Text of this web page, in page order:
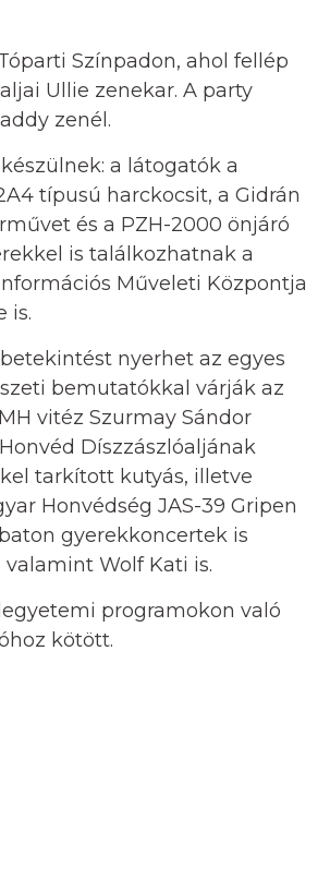
Színpadon, ahol fellép
Ullie zenekar. A party
zenél.
a látogatók a
típusú harckocsit, a Gidrán
és a PZH-2000 önjáró
is találkozhatnak a
Műveleti Központja
is.
nyerhet az egyes
bemutatókkal várják az
vitéz Szurmay Sándor
Díszzászlóaljának
tarkított kutyás, illetve
Honvédség JAS-39 Gripen
gyerekkoncertek is
Wolf Kati is.
programokon való
kötött.